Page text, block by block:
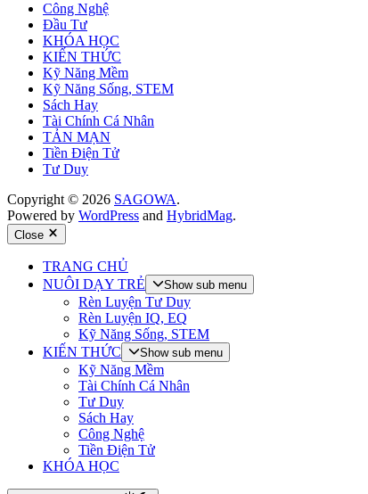
Công Nghệ
Đầu Tư
KHÓA HỌC
KIẾN THỨC
Kỹ Năng Mềm
Kỹ Năng Sống, STEM
Sách Hay
Tài Chính Cá Nhân
TẢN MẠN
Tiền Điện Tử
Tư Duy
Copyright © 2026 SAGOWA.
Powered by WordPress and HybridMag.
Close
TRANG CHỦ
NUÔI DẠY TRẺ
Show sub menu
Rèn Luyện Tư Duy
Rèn Luyện IQ, EQ
Kỹ Năng Sống, STEM
KIẾN THỨC
Show sub menu
Kỹ Năng Mềm
Tài Chính Cá Nhân
Tư Duy
Sách Hay
Công Nghệ
Tiền Điện Tử
KHÓA HỌC